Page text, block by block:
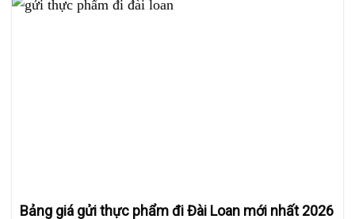
Bảng giá gửi thực phẩm đi Đài Loan mới nhất 2026